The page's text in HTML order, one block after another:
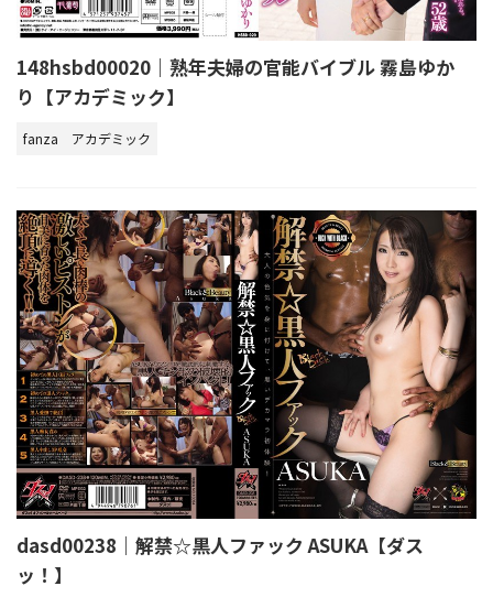
148hsbd00020｜熟年夫婦の官能バイブル 霧島ゆか
り【アカデミック】
fanza アカデミック
dasd00238｜解禁☆黒人ファック ASUKA【ダス
ッ！】